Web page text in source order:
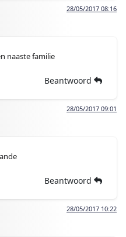
28/05/2017 08:16
naaste familie
Beantwoord
28/05/2017 09:01
Beantwoord
28/05/2017 10:22